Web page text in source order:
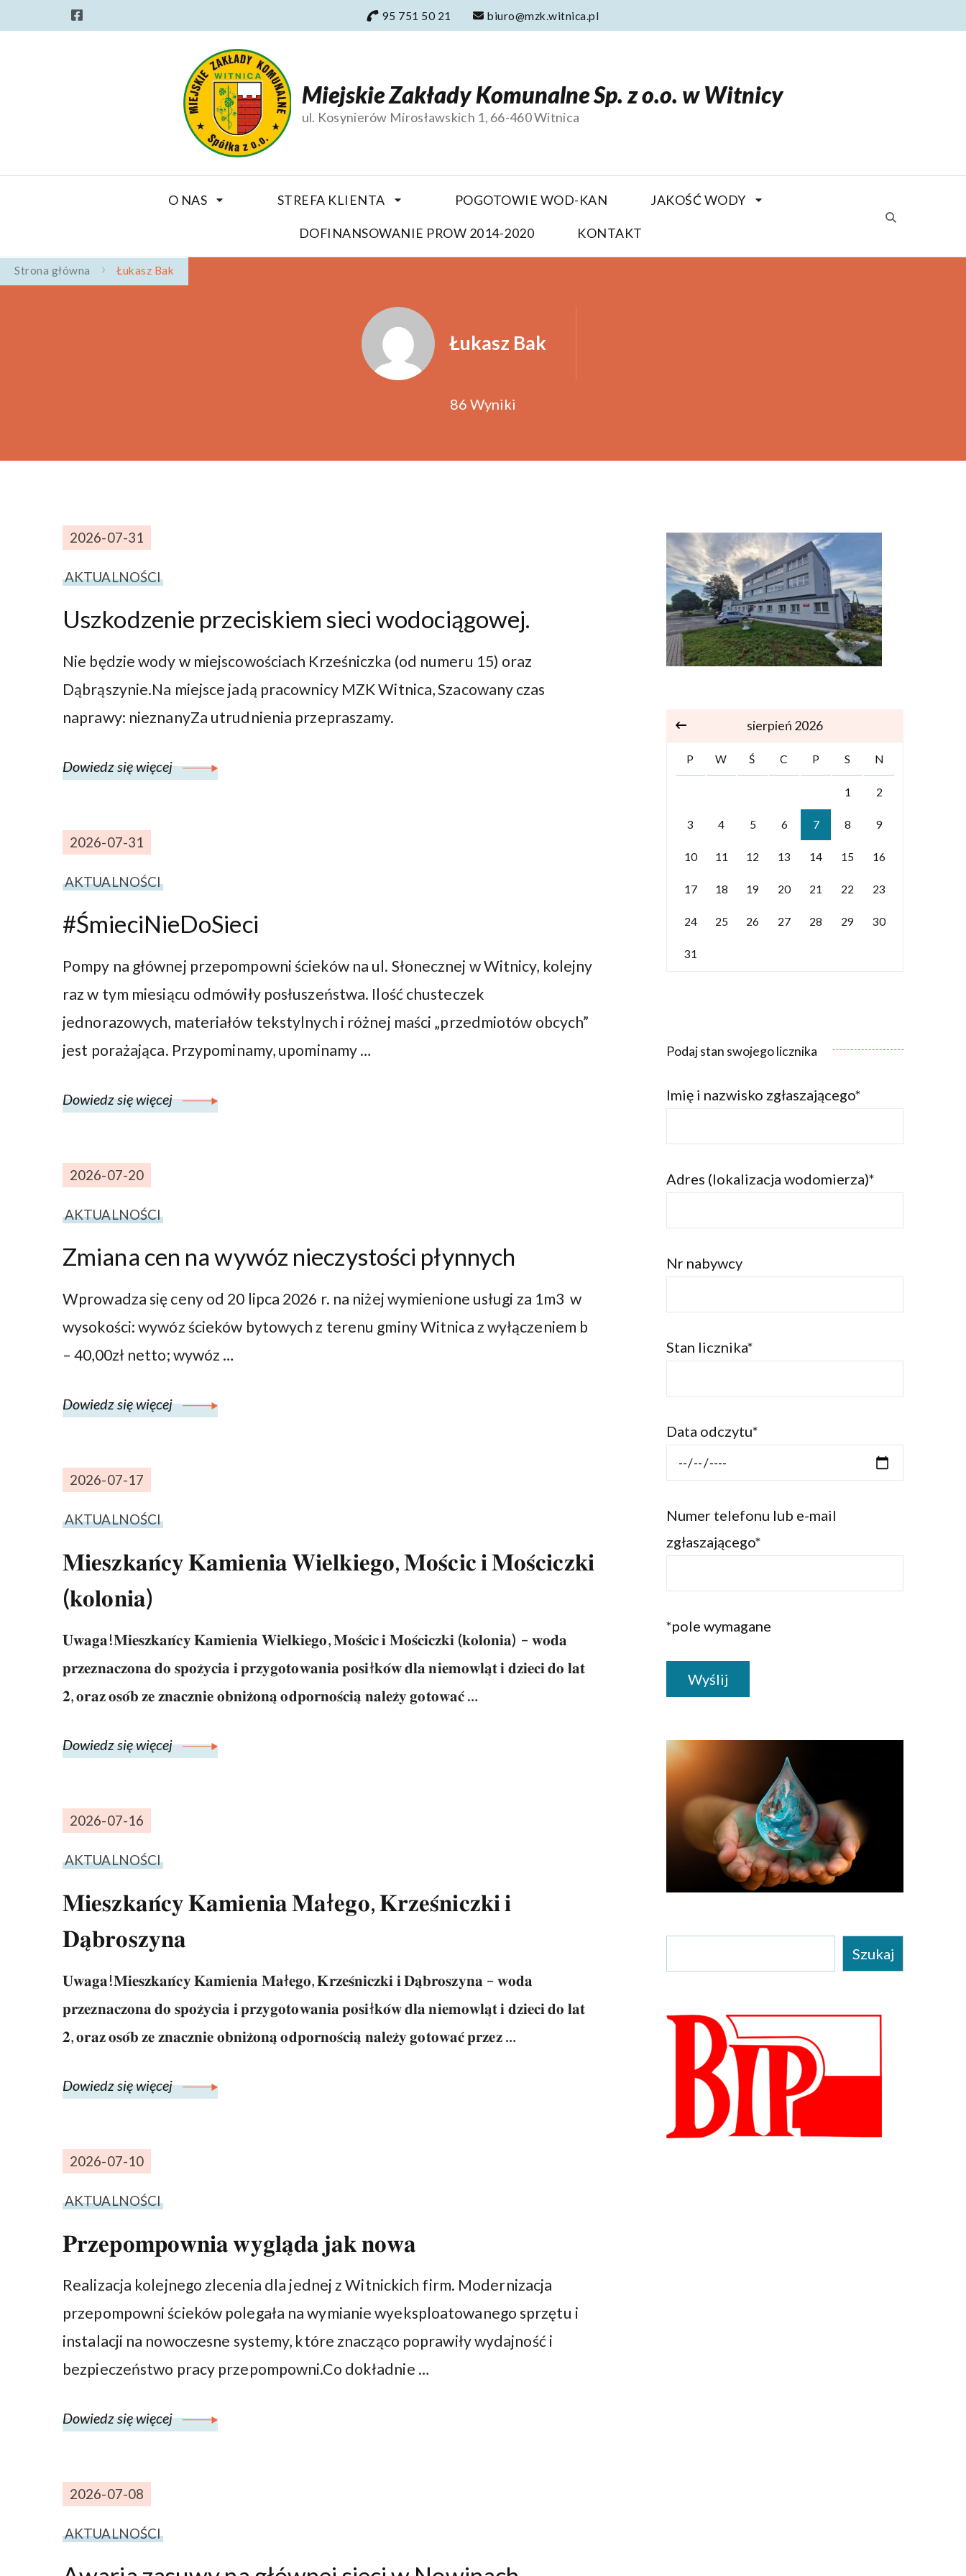
95 751 50 21 biuro@mzk.witnica.pl
Miejskie Zakłady Komunalne Sp. z o.o. w Witnicy
ul. Kosynierów Mirosławskich 1, 66-460 Witnica
O NAS STREFA KLIENTA POGOTOWIE WOD-KAN JAKOŚĆ WODY
DOFINANSOWANIE PROW 2014-2020 KONTAKT
Strona główna Łukasz Bak
Łukasz Bak
86 Wyniki
2026-07-31
AKTUALNOŚCI
Uszkodzenie przeciskiem sieci wodociągowej.
Nie będzie wody w miejscowościach Krześniczka (od numeru 15) oraz
Dąbrąszynie.Na miejsce jadą pracownicy MZK Witnica, Szacowany czas
naprawy: nieznanyZa utrudnienia przepraszamy.
Dowiedz się więcej
2026-07-31
AKTUALNOŚCI
#ŚmieciNieDoSieci
Pompy na głównej przepompowni ścieków na ul. Słonecznej w Witnicy, kolejny
raz w tym miesiącu odmówiły posłuszeństwa. Ilość chusteczek
jednorazowych, materiałów tekstylnych i różnej maści „przedmiotów obcych”
jest porażająca. Przypominamy, upominamy …
Dowiedz się więcej
2026-07-20
AKTUALNOŚCI
Zmiana cen na wywóz nieczystości płynnych
Wprowadza się ceny od 20 lipca 2026 r. na niżej wymienione usługi za 1m3 w
wysokości: wywóz ścieków bytowych z terenu gminy Witnica z wyłączeniem b
– 40,00zł netto; wywóz …
Dowiedz się więcej
2026-07-17
AKTUALNOŚCI
𝐌𝐢𝐞𝐬𝐳𝐤𝐚𝐧́𝐜𝐲 𝐊𝐚𝐦𝐢𝐞𝐧𝐢𝐚 𝐖𝐢𝐞𝐥𝐤𝐢𝐞𝐠𝐨, 𝐌𝐨𝐬́𝐜𝐢𝐜 𝐢 𝐌𝐨𝐬́𝐜𝐢𝐜𝐳𝐤𝐢
(𝐤𝐨𝐥𝐨𝐧𝐢𝐚)
𝐔𝐰𝐚𝐠𝐚!𝐌𝐢𝐞𝐬𝐳𝐤𝐚𝐧́𝐜𝐲 𝐊𝐚𝐦𝐢𝐞𝐧𝐢𝐚 𝐖𝐢𝐞𝐥𝐤𝐢𝐞𝐠𝐨, 𝐌𝐨𝐬́𝐜𝐢𝐜 𝐢 𝐌𝐨𝐬́𝐜𝐢𝐜𝐳𝐤𝐢 (𝐤𝐨𝐥𝐨𝐧𝐢𝐚) – 𝐰𝐨𝐝𝐚
𝐩𝐫𝐳𝐞𝐳𝐧𝐚𝐜𝐳𝐨𝐧𝐚 𝐝𝐨 𝐬𝐩𝐨𝐳̇𝐲𝐜𝐢𝐚 𝐢 𝐩𝐫𝐳𝐲𝐠𝐨𝐭𝐨𝐰𝐚𝐧𝐢𝐚 𝐩𝐨𝐬𝐢ł𝐤𝐨́𝐰 𝐝𝐥𝐚 𝐧𝐢𝐞𝐦𝐨𝐰𝐥𝐚̨𝐭 𝐢 𝐝𝐳𝐢𝐞𝐜𝐢 𝐝𝐨 𝐥𝐚𝐭
𝟐, 𝐨𝐫𝐚𝐳 𝐨𝐬𝐨́𝐛 𝐳𝐞 𝐳𝐧𝐚𝐜𝐳𝐧𝐢𝐞 𝐨𝐛𝐧𝐢𝐳̇𝐨𝐧𝐚̨ 𝐨𝐝𝐩𝐨𝐫𝐧𝐨𝐬́𝐜𝐢𝐚̨ 𝐧𝐚𝐥𝐞𝐳̇𝐲 𝐠𝐨𝐭𝐨𝐰𝐚𝐜́ …
Dowiedz się więcej
2026-07-16
AKTUALNOŚCI
𝐌𝐢𝐞𝐬𝐳𝐤𝐚𝐧́𝐜𝐲 𝐊𝐚𝐦𝐢𝐞𝐧𝐢𝐚 𝐌𝐚ł𝐞𝐠𝐨, 𝐊𝐫𝐳𝐞𝐬́𝐧𝐢𝐜𝐳𝐤𝐢 𝐢
𝐃𝐚̨𝐛𝐫𝐨𝐬𝐳𝐲𝐧𝐚
𝐔𝐰𝐚𝐠𝐚!𝐌𝐢𝐞𝐬𝐳𝐤𝐚𝐧́𝐜𝐲 𝐊𝐚𝐦𝐢𝐞𝐧𝐢𝐚 𝐌𝐚ł𝐞𝐠𝐨, 𝐊𝐫𝐳𝐞𝐬́𝐧𝐢𝐜𝐳𝐤𝐢 𝐢 𝐃𝐚̨𝐛𝐫𝐨𝐬𝐳𝐲𝐧𝐚 – 𝐰𝐨𝐝𝐚
𝐩𝐫𝐳𝐞𝐳𝐧𝐚𝐜𝐳𝐨𝐧𝐚 𝐝𝐨 𝐬𝐩𝐨𝐳̇𝐲𝐜𝐢𝐚 𝐢 𝐩𝐫𝐳𝐲𝐠𝐨𝐭𝐨𝐰𝐚𝐧𝐢𝐚 𝐩𝐨𝐬𝐢ł𝐤𝐨́𝐰 𝐝𝐥𝐚 𝐧𝐢𝐞𝐦𝐨𝐰𝐥𝐚̨𝐭 𝐢 𝐝𝐳𝐢𝐞𝐜𝐢 𝐝𝐨 𝐥𝐚𝐭
𝟐, 𝐨𝐫𝐚𝐳 𝐨𝐬𝐨́𝐛 𝐳𝐞 𝐳𝐧𝐚𝐜𝐳𝐧𝐢𝐞 𝐨𝐛𝐧𝐢𝐳̇𝐨𝐧𝐚̨ 𝐨𝐝𝐩𝐨𝐫𝐧𝐨𝐬́𝐜𝐢𝐚̨ 𝐧𝐚𝐥𝐞𝐳̇𝐲 𝐠𝐨𝐭𝐨𝐰𝐚𝐜́ 𝐩𝐫𝐳𝐞𝐳 …
Dowiedz się więcej
2026-07-10
AKTUALNOŚCI
𝐏𝐫𝐳𝐞𝐩𝐨𝐦𝐩𝐨𝐰𝐧𝐢𝐚 𝐰𝐲𝐠𝐥𝐚̨𝐝𝐚 𝐣𝐚𝐤 𝐧𝐨𝐰𝐚
Realizacja kolejnego zlecenia dla jednej z Witnickich firm. Modernizacja
przepompowni ścieków polegała na wymianie wyeksploatowanego sprzętu i
instalacji na nowoczesne systemy, które znacząco poprawiły wydajność i
bezpieczeństwo pracy przepompowni.Co dokładnie …
Dowiedz się więcej
2026-07-08
AKTUALNOŚCI
sierpień 2026
P W Ś C P S N
1 2
3 4 5 6 7 8 9
10 11 12 13 14 15 16
17 18 19 20 21 22 23
24 25 26 27 28 29 30
31
Podaj stan swojego licznika
Imię i nazwisko zgłaszającego*
Adres (lokalizacja wodomierza)*
Nr nabywcy
Stan licznika*
Data odczytu*
Numer telefonu lub e-mail
zgłaszającego*
*pole wymagane
Szukaj